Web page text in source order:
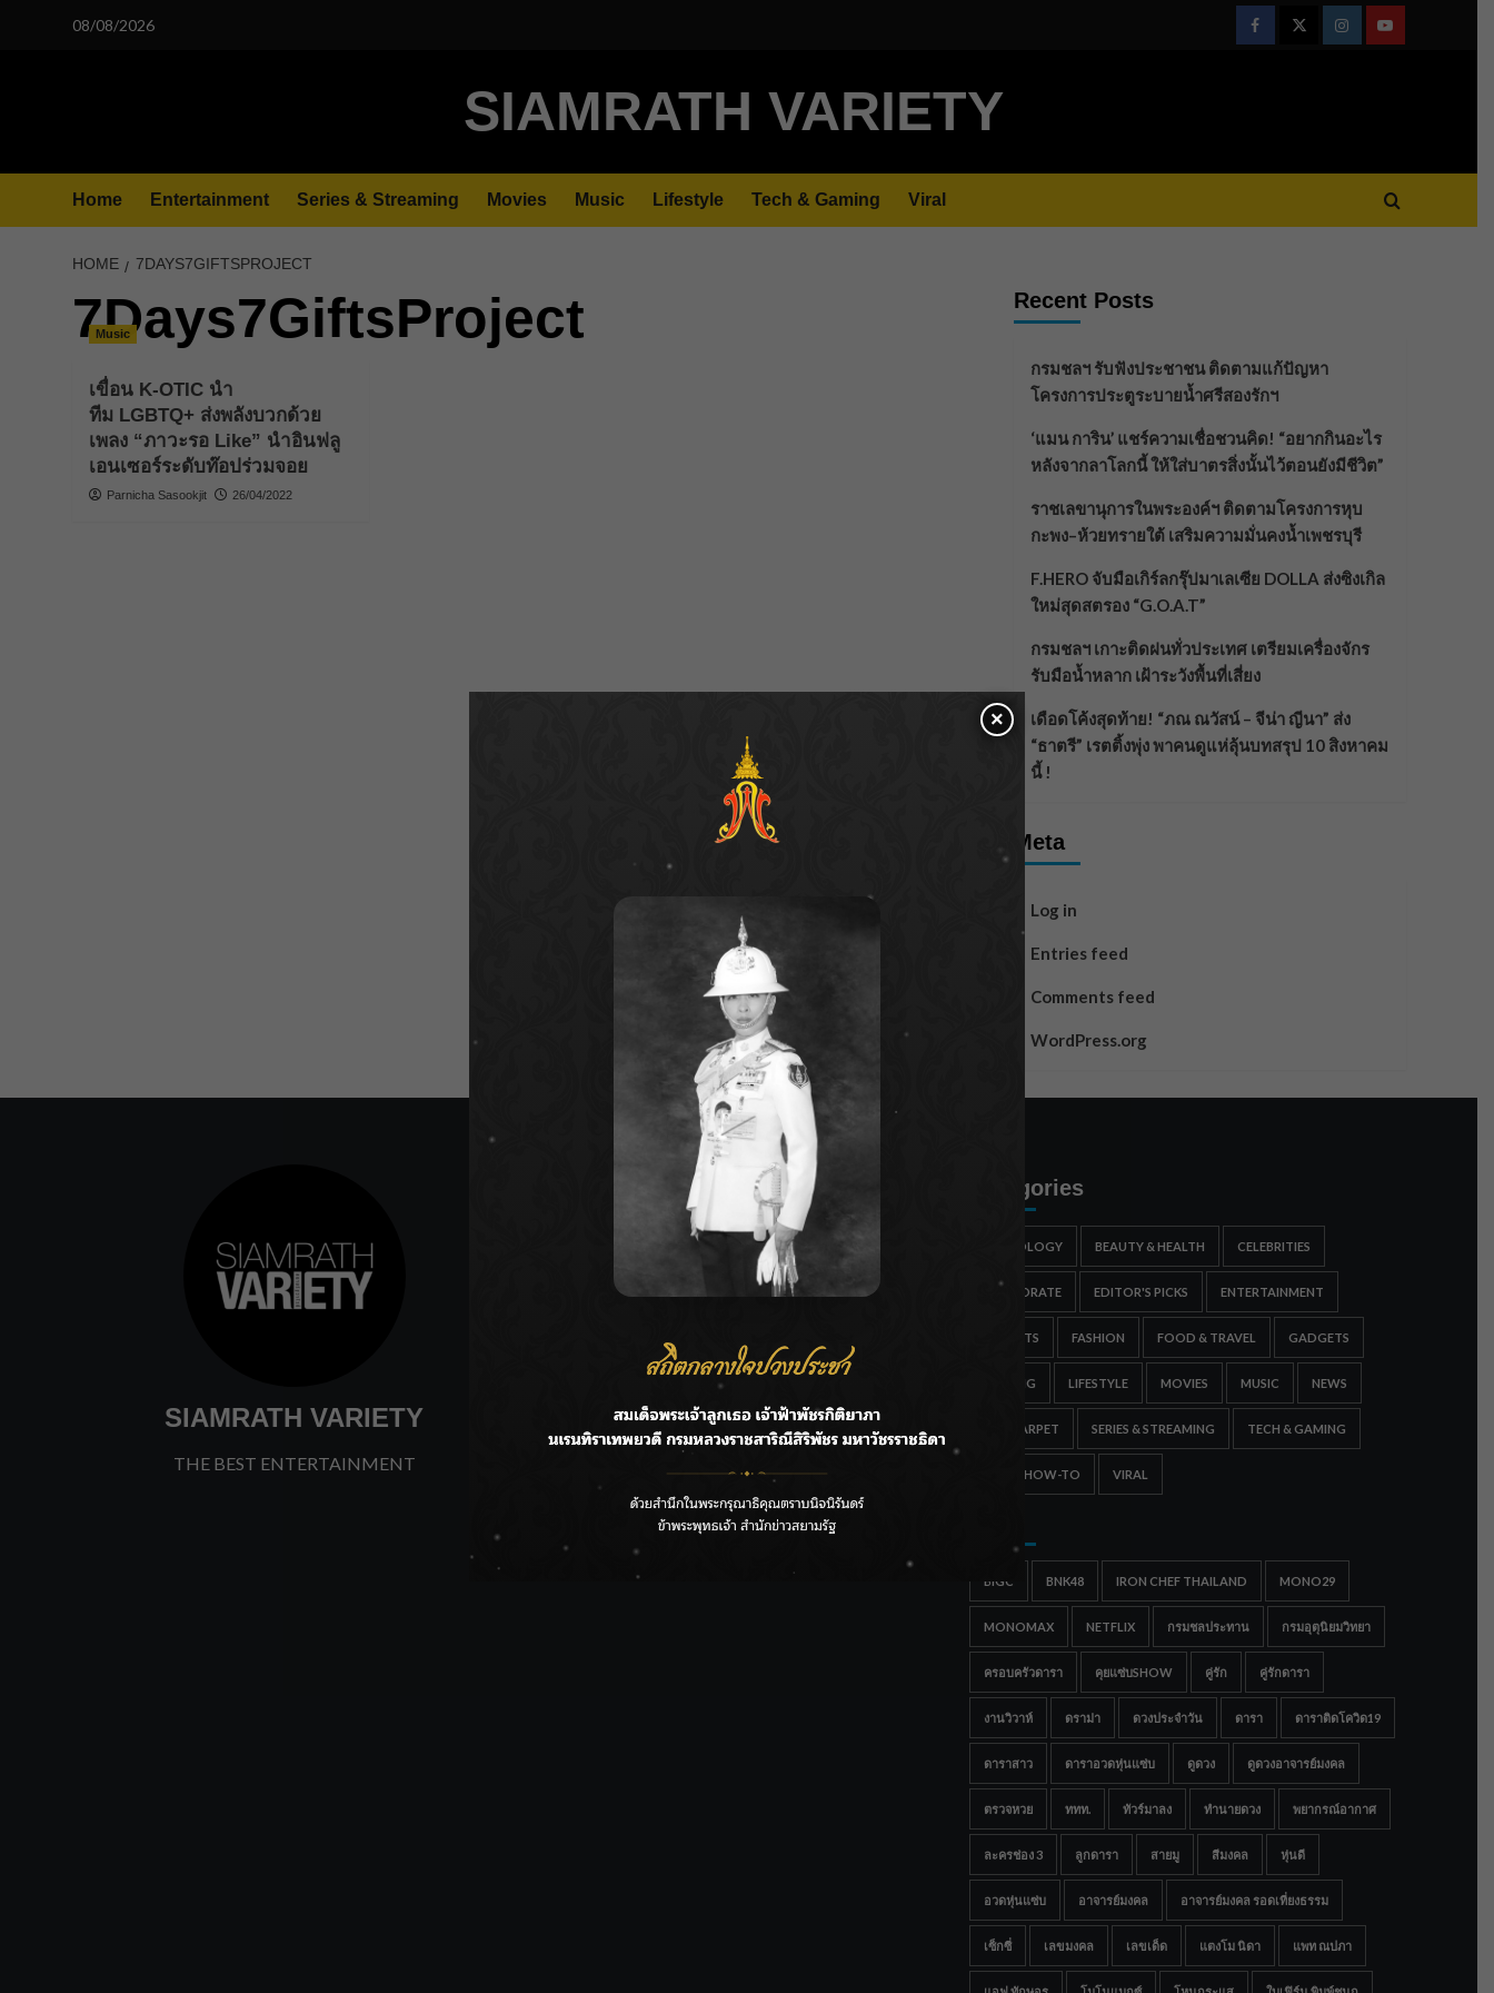
08/08/2026
FacebookTwitterInstagramYoutube
SIAMRATH VARIETY
Home Entertainment Series & Streaming Movies Music Lifestyle Tech & Gaming Viral
HOME 7DAYS7GIFTSPROJECT
7Days7GiftsProject
Music
เขื่อน K-OTIC นำ
ทีม LGBTQ+ ส่งพลังบวกด้วย
เพลง “ภาวะรอ Like” นำอินฟลู
เอนเซอร์ระดับท๊อปร่วมจอย
Parnicha Sasookjit 26/04/2022
Recent Posts
กรมชลฯ รับฟังประชาชน ติดตามแก้ปัญหา
โครงการประตูระบายน้ำศรีสองรักฯ
‘แมน การิน’ แชร์ความเชื่อชวนคิด! “อยากกินอะไร
หลังจากลาโลกนี้ ให้ใส่บาตรสิ่งนั้นไว้ตอนยังมีชีวิต”
ราชเลขานุการในพระองค์ฯ ติดตามโครงการหุบ
กะพง–ห้วยทรายใต้ เสริมความมั่นคงน้ำเพชรบุรี
F.HERO จับมือเกิร์ลกรุ๊ปมาเลเซีย DOLLA ส่งซิงเกิล
ใหม่สุดสตรอง “G.O.A.T”
กรมชลฯ เกาะติดฝนทั่วประเทศ เตรียมเครื่องจักร
รับมือน้ำหลาก เฝ้าระวังพื้นที่เสี่ยง
เดือดโค้งสุดท้าย! “ภณ ณวัสน์ – จีน่า ญีนา” ส่ง
“ธาตรี” เรตติ้งพุ่ง พาคนดูแห่ลุ้นบทสรุป 10 สิงหาคม
นี้ !
Meta
Log in
Entries feed
Comments feed
WordPress.org
SIAMRATH VARIETY
THE BEST ENTERTAINMENT
กรมชลฯ รับฟังประชาชน ติดตามแก้ปัญหาโครงการประตู
ลาโลกนี้ ให้ใส่บาตรสิ่งนั้นไว้ตอนยังมีชีวิต”
ราชเลขานุการในพระองค์ฯ ติดตามโครงการหุบกะพง–ห้วย
ทรายใต้ เสริมความมั่นคงน้ำเพชรบุรี
ตรอง “G.O.A.T”
กรมชลฯ เกาะติดฝนทั่วประเทศ เตรียมเครื่องจักรรับมือน้ำ
Categories
ASTROLOGY BEAUTY & HEALTH CELEBRITIES
CORPORATE EDITOR'S PICKS ENTERTAINMENT
ESPORTS FASHION FOOD & TRAVEL GADGETS
GAMING LIFESTYLE MOVIES MUSIC NEWS
RED CARPET SERIES & STREAMING TECH & GAMING
TIPS & HOW-TO VIRAL
BIGC BNK48 IRON CHEF THAILAND MONO29
MONOMAX NETFLIX กรมชลประทาน กรมอุตุนิยมวิทยา
ครอบครัวดารา คุยแซ่บSHOW คู่รัก คู่รักดารา
งานวิวาห์ ดราม่า ดวงประจำวัน ดารา ดาราติดโควิด19
ดาราสาว ดาราอวดหุ่นแซ่บ ดูดวง ดูดวงอาจารย์มงคล
ตรวจหวย ททท. ทัวร์มาลง ทำนายดวง พยากรณ์อากาศ
ละครช่อง 3 ลูกดารา สายมู สีมงคล หุ่นดี
อวดหุ่นแซ่บ อาจารย์มงคล อาจารย์มงคล รอดเที่ยงธรรม
เซ็กซี่ เลขมงคล เลขเด็ด แตงโม นิดา แพท ณปภา
×